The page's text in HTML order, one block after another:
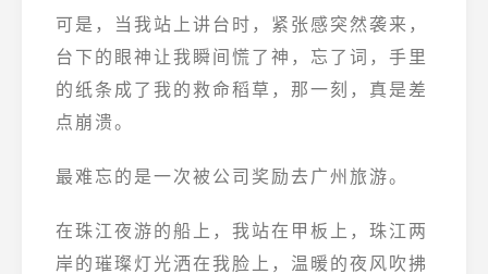
可是，当我站上讲台时，紧张感突然袭来，
台下的眼神让我瞬间慌了神，忘了词，手里
的纸条成了我的救命稻草，那一刻，真是差
点崩溃。
最难忘的是一次被公司奖励去广州旅游。
在珠江夜游的船上，我站在甲板上，珠江两
岸的璀璨灯光洒在我脸上，温暖的夜风吹拂